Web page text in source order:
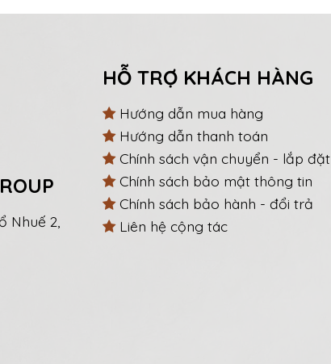
Nhuế 2,
HỖ TRỢ KHÁCH HÀNG
Hướng dẫn mua hàng
Hướng dẫn thanh toán
Chính sách vận chuyển - lắp đặt
Chính sách bảo mật thông tin
Chính sách bảo hành - đổi trả
Liên hệ cộng tác